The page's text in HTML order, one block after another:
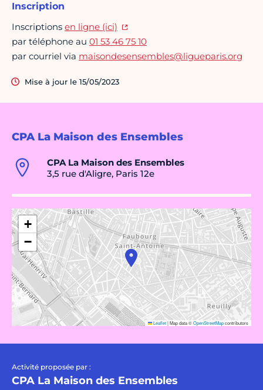
CPA La Maison des Ensembles
CPA La Maison des Ensembles
3,5 rue d'Aligre, Paris 12e
+
−
Leaflet|Map data ©OpenStreetMapcontributors
Activité proposée par :
CPA La Maison des Ensembles
Inscription
Inscriptions en ligne (ici)
par téléphone au 01 53 46 75 10
par courriel via maisondesensembles@ligueparis.org
Mise à jour le 15/05/2023